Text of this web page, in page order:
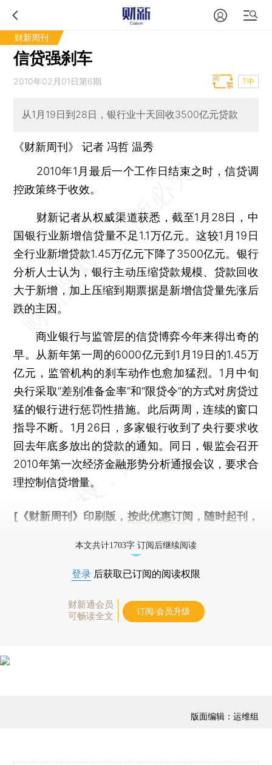
财新周刊
信贷强刹车
2010年02月01日第6期 T中
从1月19日到28日，银行业十天回收3500亿元贷款
《财新周刊》 记者 冯哲 温秀
2010年1月最后一个工作日结束之时，信贷调
控政策终于收效。
财新记者从权威渠道获悉，截至1月28日，中
国银行业新增信贷量不足1.1万亿元。这较1月19日
全行业新增贷款1.45万亿元下降了3500亿元。银行
分析人士认为，银行主动压缩贷款规模、贷款回收
大于新增，加上压缩到期票据是新增信贷量先涨后
跌的主因。
商业银行与监管层的信贷博弈今年来得出奇的
早。从新年第一周的6000亿元到1月19日的1.45万
亿元，监管机构的刹车动作也愈加猛烈。1月中旬
央行采取“差别准备金率”和“限贷令”的方式对房贷过
猛的银行进行惩罚性措施。此后两周，连续的窗口
指导不断。1月26日，多家银行收到了央行要求收
回去年底多放出的贷款的通知。同日，银监会召开
2010年第一次经济金融形势分析通报会议，要求合
理控制信贷增量。
[《财新周刊》印刷版， 按此优惠订阅 ，随时起刊，
本文共计1703字 订阅后继续阅读
登录 后获取已订阅的阅读权限
财新通会员
可畅读全文
订阅/会员升级
版面编辑：运维组